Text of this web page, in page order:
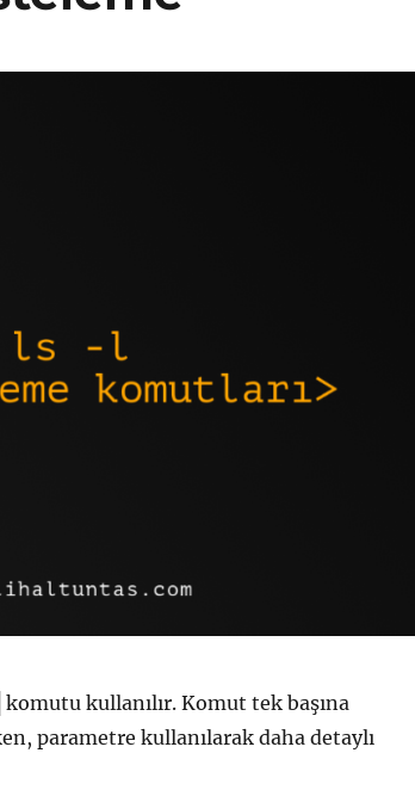
komutu kullanılır. Komut tek başına
parametre kullanılarak daha detaylı